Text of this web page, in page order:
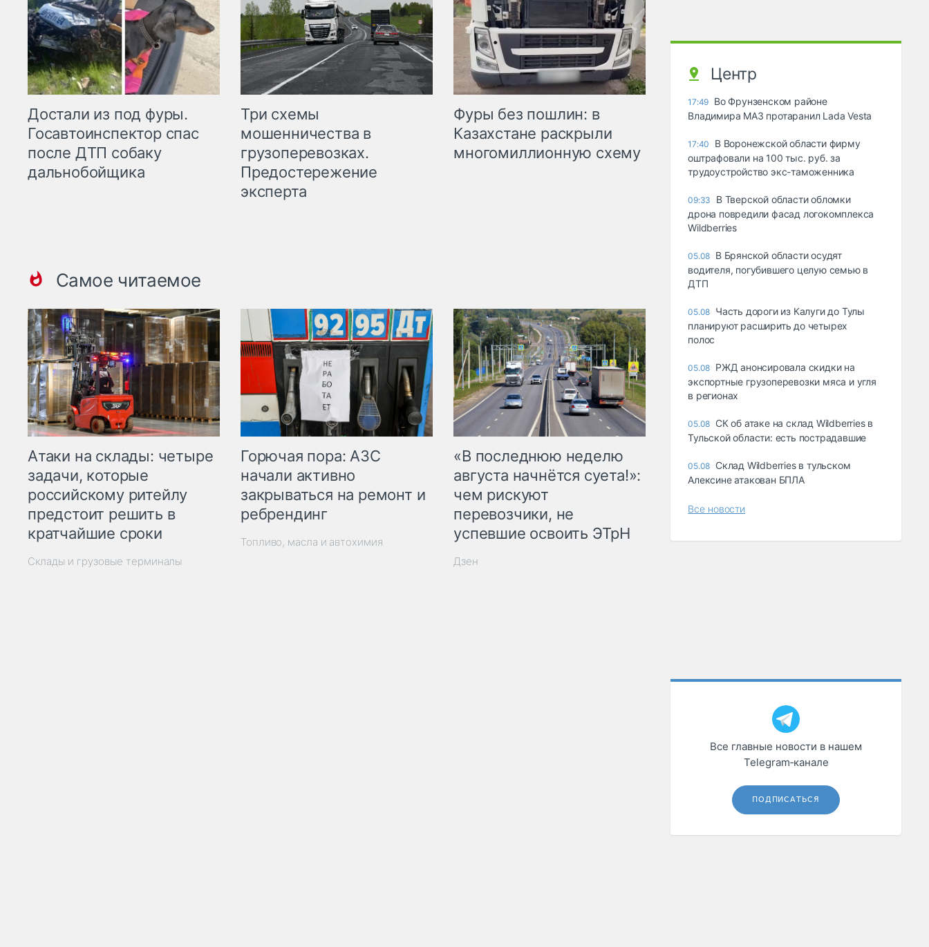
Достали из под фуры.
Госавтоинспектор спас
после ДТП собаку
дальнобойщика
Три схемы
мошенничества в
грузоперевозках.
Предостережение
эксперта
Фуры без пошлин: в
Казахстане раскрыли
многомиллионную схему
Самое читаемое
Атаки на склады: четыре
задачи, которые
российскому ритейлу
предстоит решить в
кратчайшие сроки
Склады и грузовые терминалы
Горючая пора: АЗС
начали активно
закрываться на ремонт и
ребрендинг
Топливо, масла и автохимия
«В последнюю неделю
августа начнётся суета!»:
чем рискуют
перевозчики, не
успевшие освоить ЭТрН
Дзен
Центр
17:49 Во Фрунзенском районе
Владимира МАЗ протаранил Lada Vesta
17:40
В Воронежской области фирму
оштрафовали на 100 тыс. руб. за
трудоустройство экс-таможенника
09:33
В Тверской области обломки
дрона повредили фасад логокомплекса
Wildberries
05.08 В Брянской области осудят
водителя, погубившего целую семью в
ДТП
05.08 Часть дороги из Калуги до Тулы
планируют расширить до четырех
полос
05.08 РЖД анонсировала скидки на
экспортные грузоперевозки мяса и угля
в регионах
05.08 СК об атаке на склад Wildberries в
Тульской области: есть пострадавшие
05.08 Склад Wildberries в тульском
Алексине атакован БПЛА
Все новости
Все главные новости в нашем
Telegram‑канале
ПОДПИСАТЬСЯ